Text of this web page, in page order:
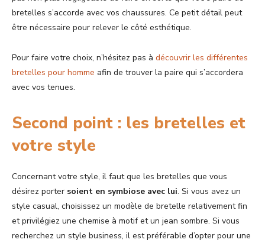
bretelles s’accorde avec vos chaussures. Ce petit détail peut
être nécessaire pour relever le côté esthétique.
Pour faire votre choix, n’hésitez pas à découvrir les différentes
bretelles pour homme afin de trouver la paire qui s’accordera
avec vos tenues.
Second point : les bretelles et
votre style
Concernant votre style, il faut que les bretelles que vous
désirez porter soient en symbiose avec lui. Si vous avez un
style casual, choisissez un modèle de bretelle relativement fin
et privilégiez une chemise à motif et un jean sombre. Si vous
recherchez un style business, il est préférable d’opter pour une